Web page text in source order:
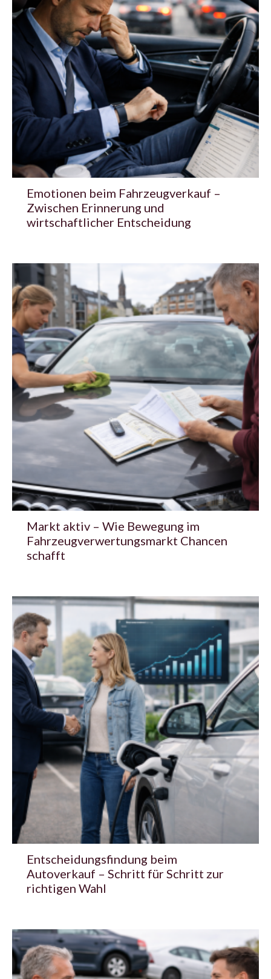
Emotionen beim Fahrzeugverkauf –
Zwischen Erinnerung und
wirtschaftlicher Entscheidung
Markt aktiv – Wie Bewegung im
Fahrzeugverwertungsmarkt Chancen
schafft
Entscheidungsfindung beim
Autoverkauf – Schritt für Schritt zur
richtigen Wahl